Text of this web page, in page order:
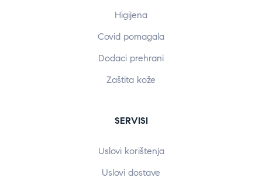
Higijena
Covid pomagala
Dodaci prehrani
Zaštita kože
SERVISI
Uslovi korištenja
Uslovi dostave